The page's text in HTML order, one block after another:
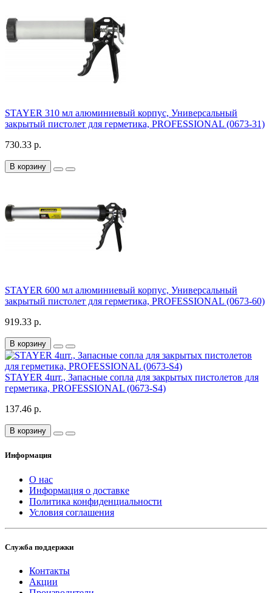
STAYER 310 мл алюминиевый корпус, Универсальный
закрытый пистолет для герметика, PROFESSIONAL (0673-31)
730.33 р.
В корзину
STAYER 600 мл алюминиевый корпус, Универсальный
закрытый пистолет для герметика, PROFESSIONAL (0673-60)
919.33 р.
В корзину
STAYER 4шт., Запасные сопла для закрытых пистолетов для
герметика, PROFESSIONAL (0673-S4)
137.46 р.
В корзину
Информация
О нас
Информация о доставке
Политика конфиденциальности
Условия соглашения
Служба поддержки
Контакты
Акции